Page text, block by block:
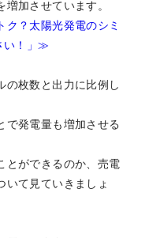
加させています。
ク？太陽光発電のシミ
い！」≫
の枚数と出力に比例し
で発電量も増加させる
とができるのか、売電
いて見ていきましょ